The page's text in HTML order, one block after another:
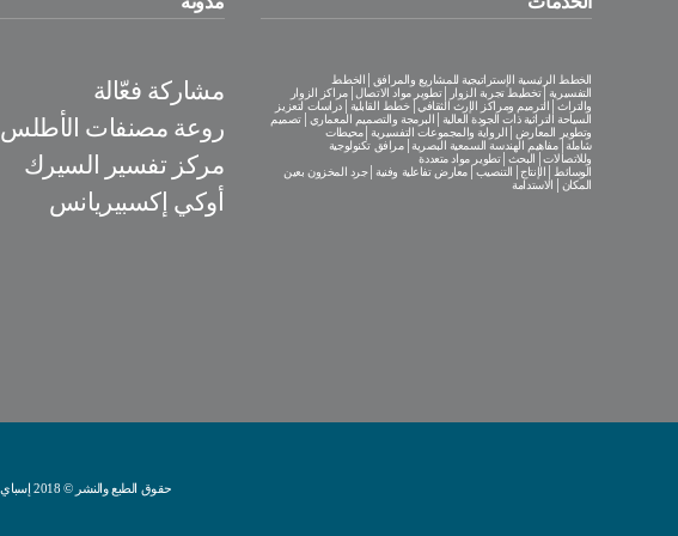
مشاركة فعّالة
روعة مصنفات الأطلس
مركز تفسير السيرك
أوكي إكسبيريانس
الخطط الرئيسية الإستراتيجية للمشاريع والمرافق│الخطط
التفسيرية│تخطيط تجربة الزوار│تطوير مواد الاتصال│مراكز الزوار
والتراث│الترميم ومراكز الإرث الثقافي│خطط القابلية│دراسات لتعزيز
السياحة التراثية ذات الجودة العالية│البرمجة والتصميم المعماري│تصميم
وتطوير المعارض│الرواية والمجموعات التفسيرية│محيطات
شاملة│مفاهيم الهندسة السمعية البصرية│مرافق تكنولوجية
وللاتصالات│البحث│تطوير مواد متعددة
الوسائط│الإنتاج│التنصيب│معارض تفاعلية وفنية│جرد المخزون بعين
المكان│الاستدامة
حقوق الطبع والنشر © 2018 إسباي فيزوال، ش.م.│